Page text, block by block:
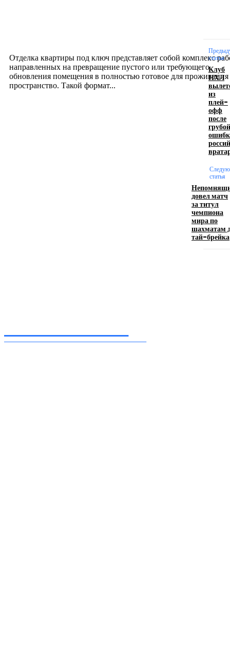
Отделка квартиры под ключ представляет собой комплекс
направленных на превращение пустого или требующего
обновления помещения в полностью готовое для проживания
пространство. Такой формат...
логотипом: эффективный инструмент бренда
Девушка в бокале: легендарный номер бурлеска
статья
Клуб
НХЛ
из
плей-
офф
после
грубой
статья
довел матч
за титул
чемпиона
мира по
шахматам
тай-брейка